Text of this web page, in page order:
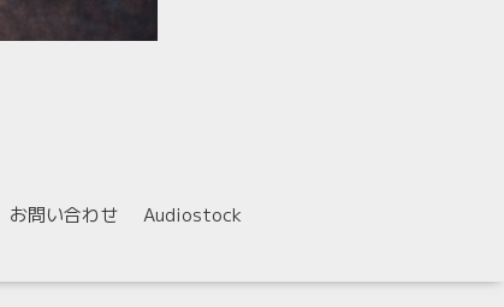
お問い合わせ
Audiostock